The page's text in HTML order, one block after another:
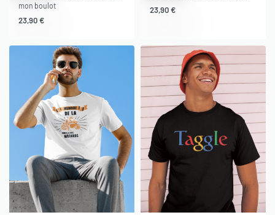
mon boulot
23,90€
23,90€